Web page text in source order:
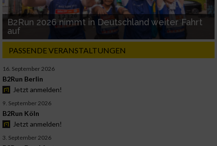
B2Run 2026 nimmt in Deutschland weiter Fahrt
auf
PASSENDE VERANSTALTUNGEN
16. September 2026
B2Run Berlin
Jetzt anmelden!
9. September 2026
B2Run Köln
Jetzt anmelden!
3. September 2026